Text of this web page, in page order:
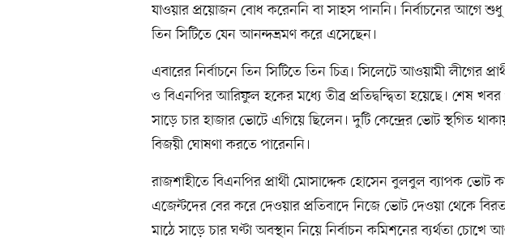
যাওয়ার প্রয়োজন বোধ করেননি বা সাহস পাননি। নির্বাচনের আগে
তিন সিটিতে যেন আনন্দভ্রমণ করে এসেছেন।
এবারের নির্বাচনে তিন সিটিতে তিন চিত্র। সিলেটে আওয়ামী লীগের
ও বিএনপির আরিফুল হকের মধ্যে তীব্র প্রতিদ্বন্দ্বিতা হয়েছে। শেষ
সাড়ে চার হাজার ভোটে এগিয়ে ছিলেন। দুটি কেন্দ্রের ভোট স্থগিত থাকায়
বিজয়ী ঘোষণা করতে পারেননি।
রাজশাহীতে বিএনপির প্রার্থী মোসাদ্দেক হোসেন বুলবুল ব্যাপক ভোট
এজেন্টদের বের করে দেওয়ার প্রতিবাদে নিজে ভোট দেওয়া থেকে
মাঠে সাড়ে চার ঘণ্টা অবস্থান নিয়ে নির্বাচন কমিশনের ব্যর্থতা চোখে